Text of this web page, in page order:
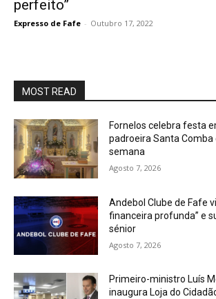
perfeito”
Expresso de Fafe - Outubro 17, 2022
MOST READ
Fornelos celebra festa
padroeira Santa Comba
semana
Agosto 7, 2026
Andebol Clube de Fafe
financeira profunda” e
sénior
Agosto 7, 2026
Primeiro-ministro Luís
inaugura Loja do